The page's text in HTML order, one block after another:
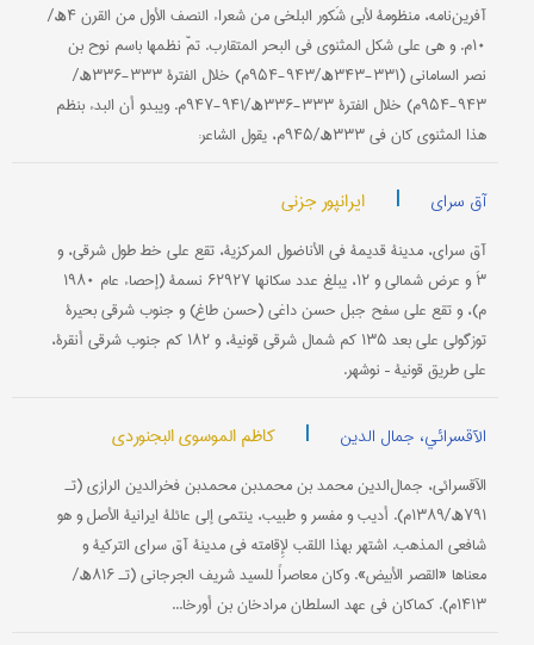
آفرین‌نامه، منظومة لأبي شَکور البلخي من شعراء النصف الأول من القرن ۴ھ/
۱۰م. و هي علی شکل المثنوي في البحر المتقارب. تمّ نظمها باسم نوح بن
نصر الساماني (۳۳۱-۳۴۳ھ/۹۴۳-۹۵۴م) خلال الفترة ۳۳۳-۳۳۶ھ/
۹۴۳-۹۵۴م) خلال الفترة ۳۳۳-۳۳۶ھ/۹۴۱-۹۴۷م. ویبدو أن البدء بنظم
هذا المثنوي کان في ۳۳۳ھ/۹۴۵م، یقول الشاعر:
آق سرای | ایرانپور جزنی
آق سراي، مدینة قدیمة في الأناضول المرکزیة، تقع علی خط طول شرقي، و
۳َ و عرض شمالي و ۱۲، یبلغ عدد سکانها ۶۲۹۲۷ نسمة (إحصاء عام ۱۹۸۰
م)، و تقع علی سفح جبل حسن داغي (حسن طاغ) و جنوب شرقي بحیرة
توزگولي علی بعد ۱۳۵ کم شمال شرقي قونیة، و ۱۸۲ کم جنوب شرقي أنقرة،
علی طریق قونیة – نوشهر.
الآقسرائي، جمال الدین | کاظم الموسوي البجنوردي
الآقسرائي، جمال‌الدین محمد بن محمدبن محمدبن فخرالدین الرازي (تـ
۷۹۱ھ/۱۳۸۹م). أدیب و مفسر و طبیب، ینتمي إلی عائلة ایرانیة الأصل و هو
شافعي المذهب. اشتهر بهذا اللقب لإِقامته في مدینة آق سراي الترکیة و
معناها «القصر الأبیض». وکان معاصراً للسید شریف الجرجاني (تـ ۸۱۶ھ/
۱۴۱۳م). کماکان في عهد السلطان مرادخان بن أورخا...